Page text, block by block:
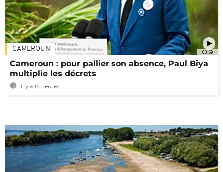
00:59
CAMEROUN
Cameroun : pour pallier son absence, Paul Biya
multiplie les décrets
Il y a 18 heures